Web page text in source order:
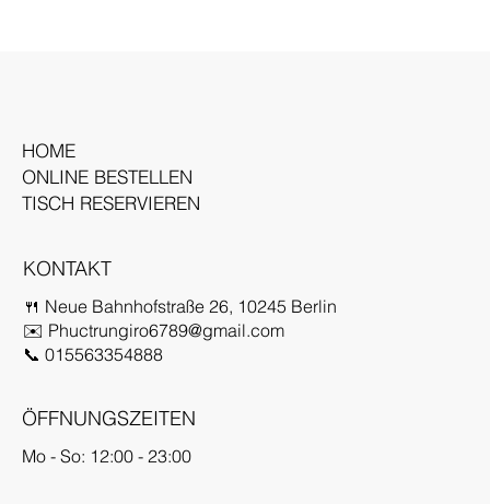
HOME
ONLINE BESTELLEN
TISCH RESERVIEREN
KONTAKT
🍴 Neue Bahnhofstraße 26, 10245 Berlin
✉️ Phuctrungiro6789@gmail.com
📞 015563354888
ÖFFNUNGSZEITEN
Mo - So: 12:00 - 23:00​​​